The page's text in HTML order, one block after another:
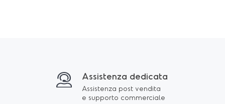
Assistenza dedicata
Assistenza post vendita
e supporto commerciale